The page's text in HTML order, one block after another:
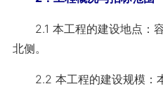
2.1 本工程的建设地点：
北侧。
2.2 本工程的建设规模：本